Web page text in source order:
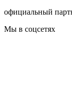
официальный
Мы в соцсетях